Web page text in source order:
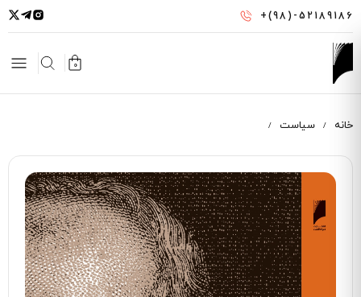
به
محتوای
اصلی
+(98)-52189186
0
خانه سیاست